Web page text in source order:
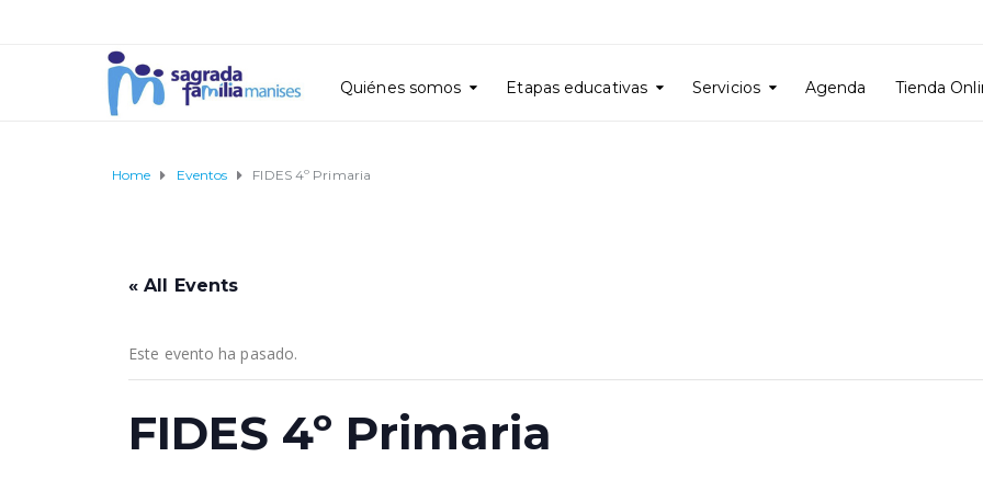
Quiénes somos Etapas educativas Servicios Agenda Tienda
Home Eventos FIDES 4º Primaria
« All Events
Este evento ha pasado.
FIDES 4º Primaria